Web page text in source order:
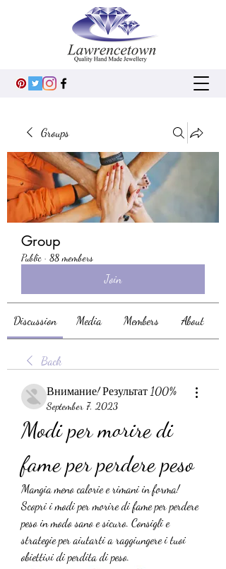
Groups
Group
Public · 88 members
Join
Discussion Media Members About
Back
Внимание! Результат 100%
September 7, 2023
Modi per morire di
fame per perdere peso
Mangia meno calorie e rimani in forma!
Scopri i modi per morire di fame per perdere
peso in modo sano e sicuro. Consigli e
strategie per aiutarti a raggiungere i tuoi
obiettivi di perdita di peso.